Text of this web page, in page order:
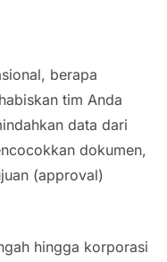
berapa
tim Anda
data dari
dokumen,
(approval)
hingga korporasi